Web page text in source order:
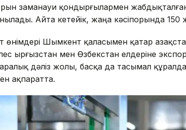
заманауи қондырғылармен жабдықталған.
Айта кетейік, жаңа кәсіпорында
өнімдері Шымкент қаласымен қатар
Қырғызстан мен Өзбекстан елдеріне
дәліз жолы, басқа да тасымал
ақпаратта.